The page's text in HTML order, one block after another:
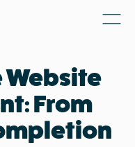
Website
From